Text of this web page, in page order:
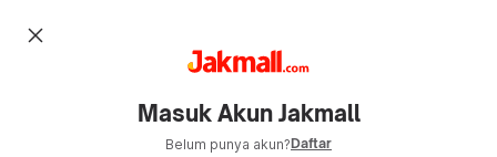
close
Masuk Akun Jakmall
Belum punya akun?Daftar